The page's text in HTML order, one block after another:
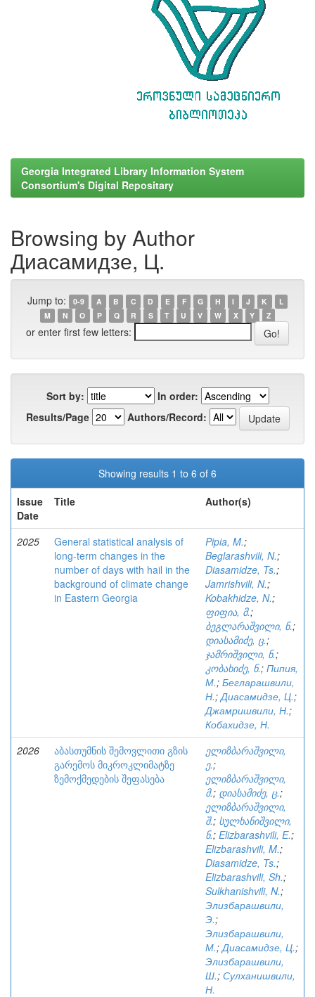
Georgia Integrated Library Information System
Consortium's Digital Repositary
Browsing by Author
Диасамидзе, Ц.
Jump to: 0-9 A B C D E F G H I J K
L
M
N O P Q R S T U V W X Y Z
or enter first few letters:
Sort by:
In order:
Results/Page
Authors/Record:
Showing results 1 to 6 of 6
Issue
Date
Title Author(s)
2025
General statistical analysis of
long-term changes in the
number of days with hail in the
background of climate change
in Eastern Georgia
Pipia, M.;
Beglarashvili, N.;
Diasamidze, Ts.;
Jamrishvili, N.;
Kobakhidze, N.;
ფიფია, მ.;
ბეგლარაშვილი, ნ.;
დიასამიძე, ც.;
ჯამრიშვილი, ნ.;
კობახიძე, ნ.; Пипия,
М.; Бегларашвили,
Н.;Диасамидзе, Ц.;
Джамришвили, Н.;
Кобахидзе, Н.
2026
აბასთუმნის შემოვლითი გზის
გარემოს მიკროკლიმატზე
ზემოქმედების შეფასება
ელიზბარაშვილი,
ე.;
ელიზბარაშვილი,
მ.; დიასამიძე, ც.;
ელიზბარაშვილი,
შ.; სულხანიშვილი,
ნ.; Elizbarashvili, E.;
Elizbarashvili, M.;
Diasamidze, Ts.;
Elizbarashvili, Sh.;
Sulkhanishvili, N.;
Элизбарашвили,
Э.;
Элизбарашвили,
М.;Диасамидзе, Ц.;
Элизбарашвили,
Ш.; Сулханишвили,
Н.